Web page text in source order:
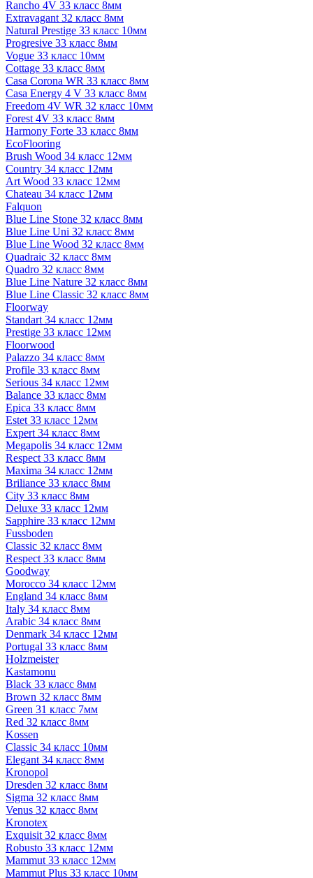
Rancho 4V 33 класс 8мм
Extravagant 32 класс 8мм
Natural Prestige 33 класс 10мм
Progresive 33 класс 8мм
Vogue 33 класс 10мм
Cottage 33 класс 8мм
Casa Corona WR 33 класс 8мм
Casa Energy 4 V 33 класс 8мм
Freedom 4V WR 32 класс 10мм
Forest 4V 33 класс 8мм
Harmony Forte 33 класс 8мм
EcoFlooring
Brush Wood 34 класс 12мм
Country 34 класс 12мм
Art Wood 33 класс 12мм
Chateau 34 класс 12мм
Falquon
Blue Line Stone 32 класс 8мм
Blue Line Uni 32 класс 8мм
Blue Line Wood 32 класс 8мм
Quadraic 32 класс 8мм
Quadro 32 класс 8мм
Blue Line Nature 32 класс 8мм
Blue Line Classic 32 класс 8мм
Floorway
Standart 34 класс 12мм
Prestige 33 класс 12мм
Floorwood
Palazzo 34 класс 8мм
Profile 33 класс 8мм
Serious 34 класс 12мм
Balance 33 класс 8мм
Epica 33 класс 8мм
Estet 33 класс 12мм
Expert 34 класс 8мм
Megapolis 34 класс 12мм
Respect 33 класс 8мм
Maxima 34 класс 12мм
Briliance 33 класс 8мм
City 33 класс 8мм
Deluxe 33 класс 12мм
Sapphire 33 класс 12мм
Fussboden
Classic 32 класс 8мм
Respect 33 класс 8мм
Goodway
Morocco 34 класс 12мм
England 34 класс 8мм
Italy 34 класс 8мм
Arabic 34 класс 8мм
Denmark 34 класс 12мм
Portugal 33 класс 8мм
Holzmeister
Kastamonu
Black 33 класс 8мм
Brown 32 класс 8мм
Green 31 класс 7мм
Red 32 класс 8мм
Kossen
Classic 34 класс 10мм
Elegant 34 класс 8мм
Kronopol
Dresden 32 класс 8мм
Sigma 32 класс 8мм
Venus 32 класс 8мм
Kronotex
Exquisit 32 класс 8мм
Robusto 33 класс 12мм
Mammut 33 класс 12мм
Mammut Plus 33 класс 10мм